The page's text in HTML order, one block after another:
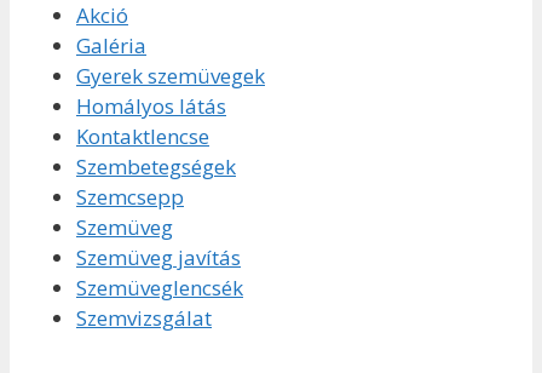
Akció
Galéria
Gyerek szemüvegek
Homályos látás
Kontaktlencse
Szembetegségek
Szemcsepp
Szemüveg
Szemüveg javítás
Szemüveglencsék
Szemvizsgálat